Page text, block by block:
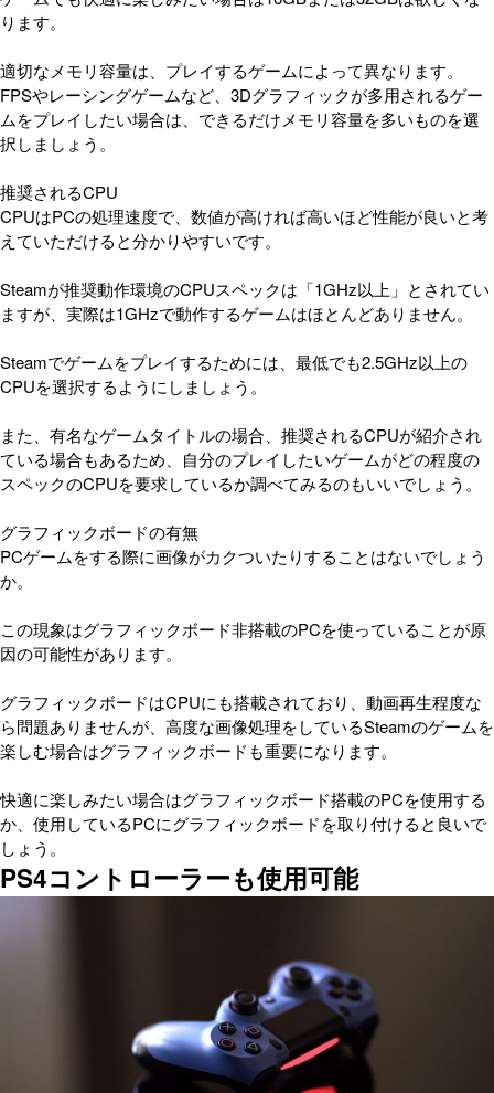
ります。
適切なメモリ容量は、プレイするゲームによって異なります。
FPSやレーシングゲームなど、3Dグラフィックが多用されるゲー
ムをプレイしたい場合は、できるだけメモリ容量を多いものを選
択しましょう。
推奨されるCPU
CPUはPCの処理速度で、数値が高ければ高いほど性能が良いと考
えていただけると分かりやすいです。
Steamが推奨動作環境のCPUスペックは「1GHz以上」とされてい
ますが、実際は1GHzで動作するゲームはほとんどありません。
Steamでゲームをプレイするためには、最低でも2.5GHz以上の
CPUを選択するようにしましょう。
また、有名なゲームタイトルの場合、推奨されるCPUが紹介され
ている場合もあるため、自分のプレイしたいゲームがどの程度の
スペックのCPUを要求しているか調べてみるのもいいでしょう。
グラフィックボードの有無
PCゲームをする際に画像がカクついたりすることはないでしょう
か。
この現象はグラフィックボード非搭載のPCを使っていることが原
因の可能性があります。
グラフィックボードはCPUにも搭載されており、動画再生程度な
ら問題ありませんが、高度な画像処理をしているSteamのゲームを
楽しむ場合はグラフィックボードも重要になります。
快適に楽しみたい場合はグラフィックボード搭載のPCを使用する
か、使用しているPCにグラフィックボードを取り付けると良いで
しょう。
PS4コントローラーも使用可能